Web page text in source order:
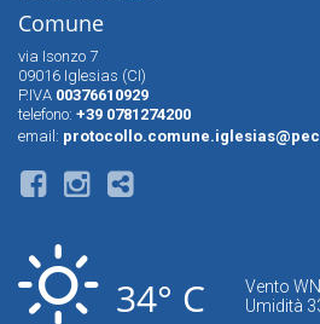
Comune
via Isonzo 7
09016 Iglesias (CI)
P.IVA 00376610929
telefono: +39 0781274200
email:
34° C
Vento
Umidità